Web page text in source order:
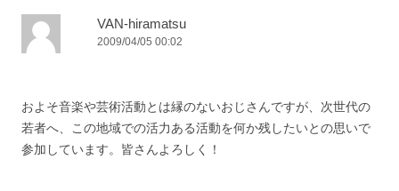
シ
VAN-hiramatsu
2009/04/05 00:02
およそ音楽や芸術活動とは縁のないおじさんですが、次世代の
若者へ、この地域での活力ある活動を何か残したいとの思いで
参加しています。皆さんよろしく！